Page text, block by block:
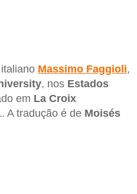
Massimo Faggioli,
, nos Estados
em La Croix
A tradução é de Moisés